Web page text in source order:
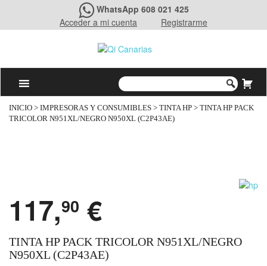
WhatsApp 608 021 425
Acceder a mi cuenta
Registrarme
INICIO > IMPRESORAS Y CONSUMIBLES > TINTA HP > TINTA HP PACK
TRICOLOR N951XL/NEGRO N950XL (C2P43AE)
117,90 €
TINTA HP PACK TRICOLOR N951XL/NEGRO
N950XL (C2P43AE)